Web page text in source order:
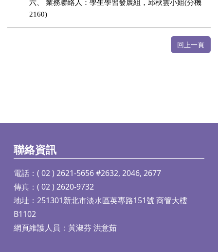
六、業務聯絡人：學生學習發展組，邱秋雲小姐(分機
2160)
回上一頁
聯絡資訊
電話：( 02 ) 2621-5656 #2632, 2046, 2677
傳真：( 02 ) 2620-9732
地址：251301新北市淡水區英專路151號 商管大樓
B1102
網頁維護人員：黃淑芬 洪意茹